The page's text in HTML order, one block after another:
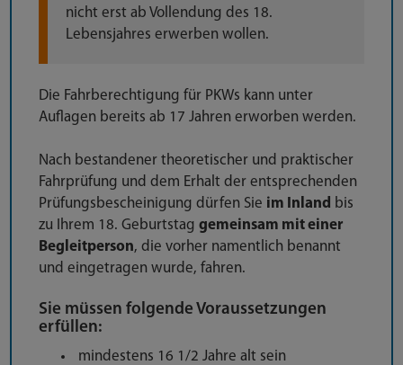
nicht erst ab Vollendung des 18.
Lebensjahres erwerben wollen.
Die Fahrberechtigung für PKWs kann unter
Auflagen bereits ab 17 Jahren erworben werden.
Nach bestandener theoretischer und praktischer
Fahrprüfung und dem Erhalt der entsprechenden
Prüfungsbescheinigung dürfen Sie im Inland bis
zu Ihrem 18. Geburtstag gemeinsam mit einer
Begleitperson, die vorher namentlich benannt
und eingetragen wurde, fahren.
Sie müssen folgende Voraussetzungen
erfüllen:
mindestens 16 1/2 Jahre alt sein